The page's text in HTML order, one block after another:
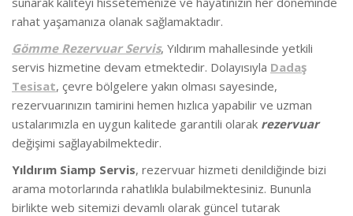
rahat yaşamanıza olanak sağlamaktadır.
Gömme Rezervuar Servis, Yıldırım mahallesinde yetkili
servis hizmetine devam etmektedir. Dolayısıyla Dadaş
Tesisat, çevre bölgelere yakın olması sayesinde,
rezervuarınızın tamirini hemen hızlıca yapabilir ve uzman
ustalarımızla en uygun kalitede garantili olarak rezervuar
değişimi sağlayabilmektedir.
Yıldırım Siamp Servis, rezervuar hizmeti denildiğinde bizi
arama motorlarında rahatlıkla bulabilmektesiniz. Bununla
birlikte web sitemizi devamlı olarak güncel tutarak